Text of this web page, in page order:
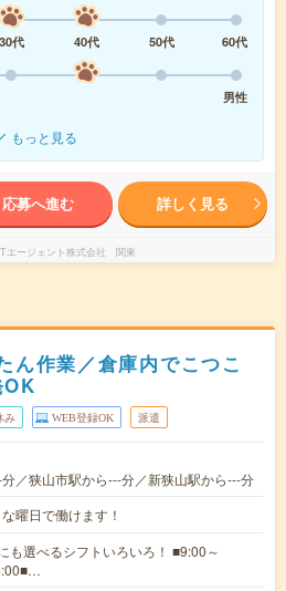
30代 40代 50代
60代
男性
もっと見る
応募へ進む 詳しく見る
エージェント株式会社 関東
ん作業／倉庫内でこつこ
み WEB登録OK 派遣
／狭山市駅から---分／新狭山駅から---分
曜日で働けます！
選べるシフトいろいろ！ ■9:00～